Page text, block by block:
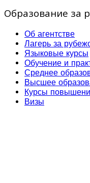
Образование за
Об агентстве
Лагерь за
Языковые курсы
Обучение и
Среднее
Высшее
Курсы
Визы